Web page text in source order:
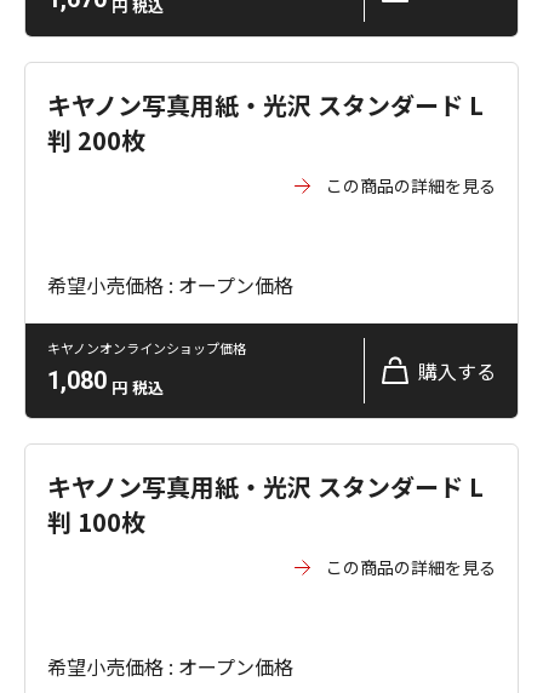
円 税込
キヤノン写真用紙・光沢 スタンダード L
判 200枚
この商品の詳細を見る
希望小売価格 : オープン価格
キヤノンオンラインショップ価格
1,080 円 税込
購入する
キヤノン写真用紙・光沢 スタンダード L
判 100枚
この商品の詳細を見る
希望小売価格 : オープン価格